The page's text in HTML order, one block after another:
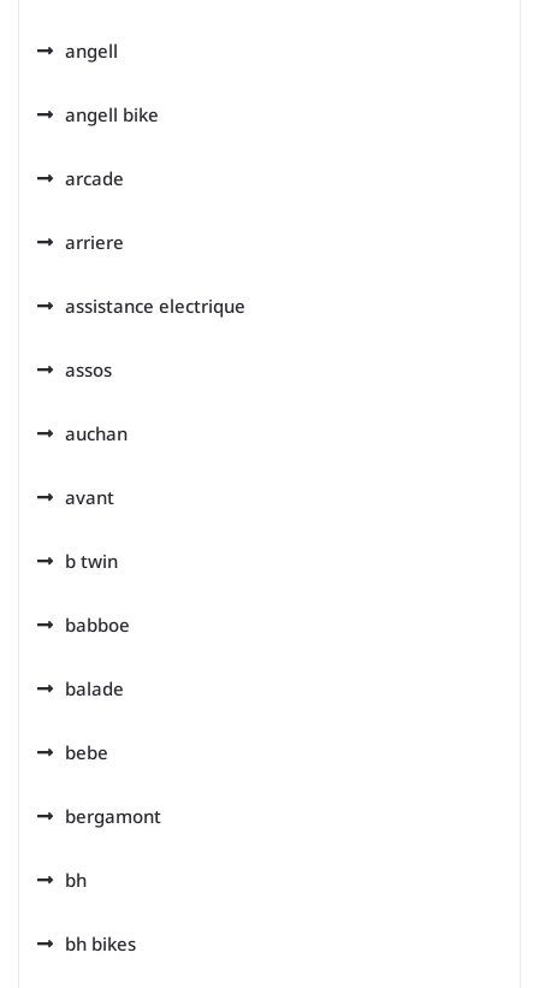
angell
angell bike
arcade
arriere
assistance electrique
assos
auchan
avant
b twin
babboe
balade
bebe
bergamont
bh
bh bikes